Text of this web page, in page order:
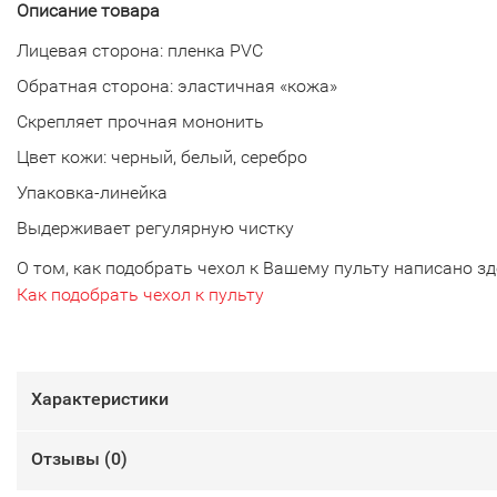
Описание товара
Лицевая сторона: пленка PVC
Обратная сторона: эластичная «кожа»
Скрепляет прочная мононить
Цвет кожи: черный, белый, серебро
Упаковка-линейка
Выдерживает регулярную чистку
О том, как подобрать чехол к Вашему пульту написано
Как подобрать чехол к пульту
Характеристики
Отзывы (0)